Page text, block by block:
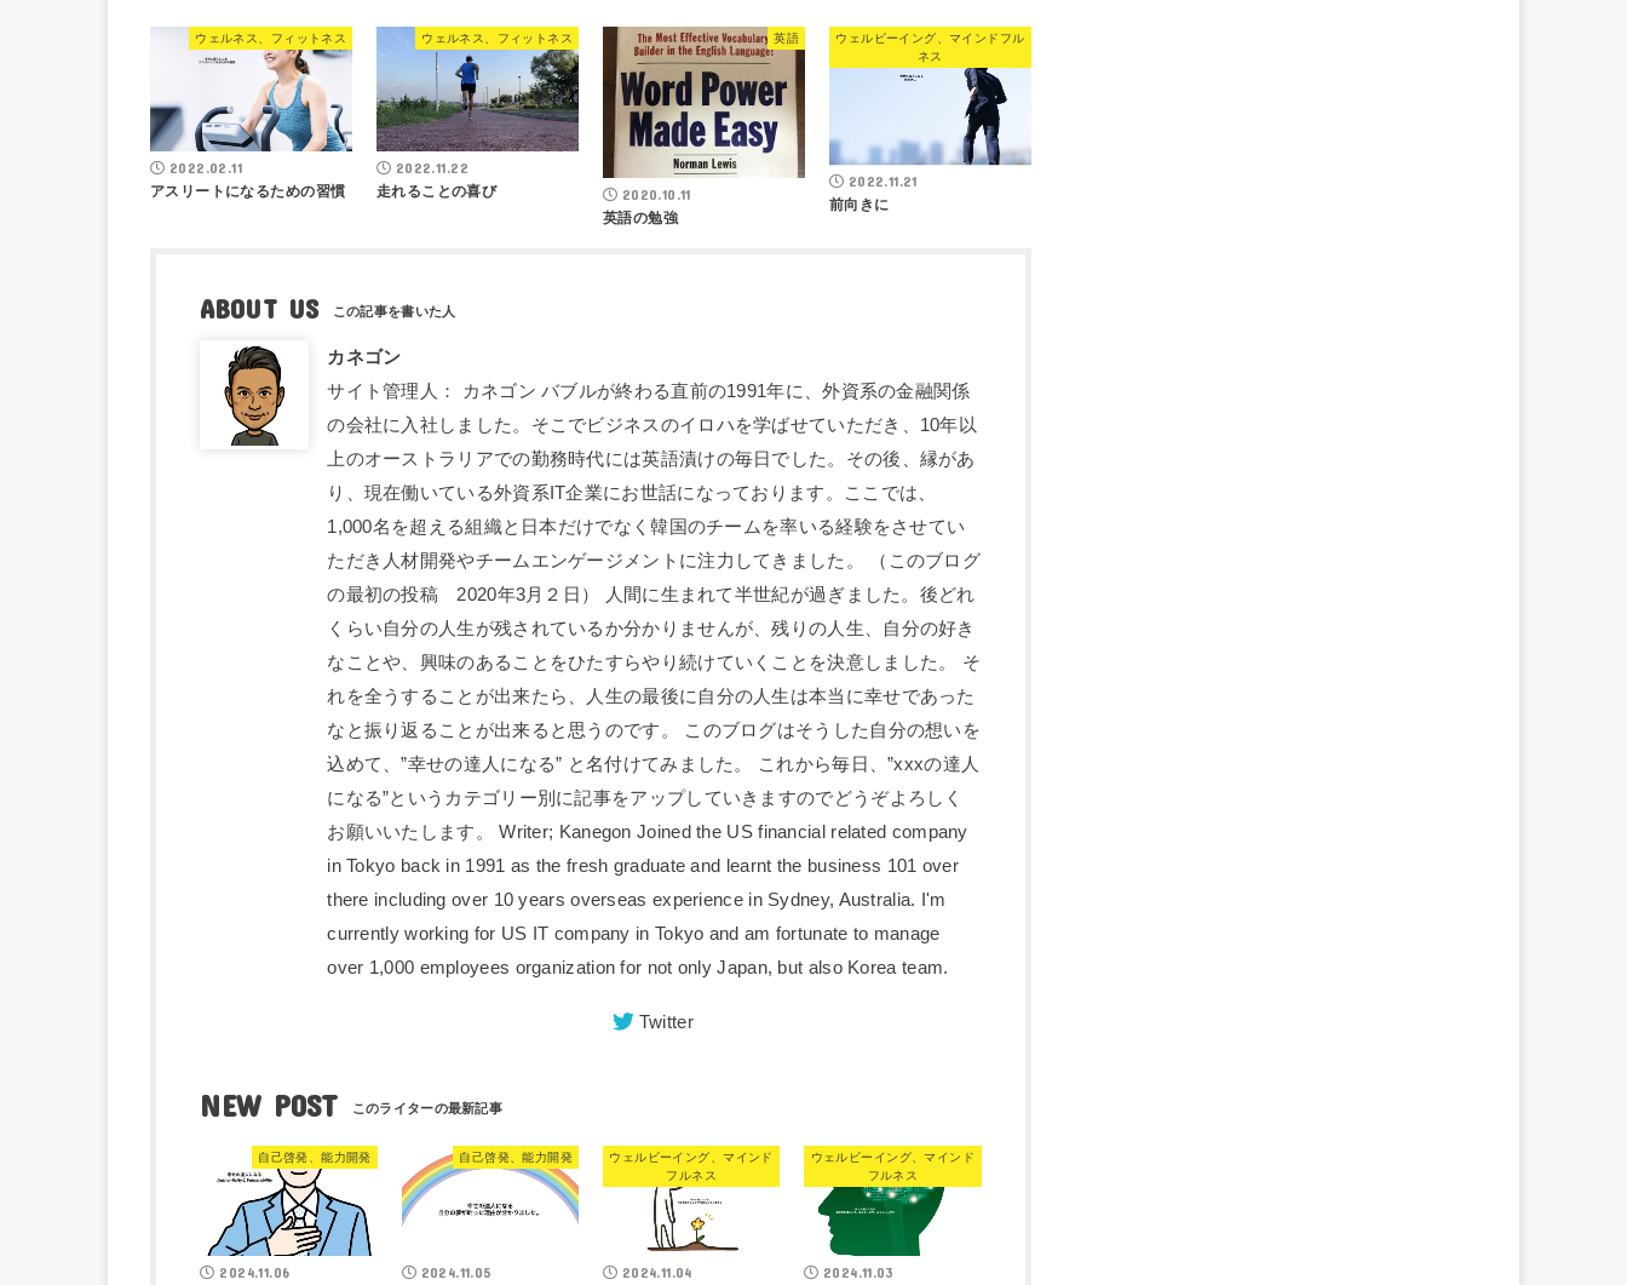
ウェルネス、フィットネス
2022.02.11
アスリートになるための習慣
ウェルネス、フィットネス
2022.11.22
走れることの喜び
英語
2020.10.11
英語の勉強
ウェルビーイング、マインドフル
ネス
2022.11.21
前向きに
ABOUT US
カネゴン
サイト管理人： カネゴン バブルが終わる直前の1991年に、外資系の金融関係
の会社に入社しました。そこでビジネスのイロハを学ばせていただき、10年以
上のオーストラリアでの勤務時代には英語漬けの毎日でした。その後、縁があ
り、現在働いている外資系IT企業にお世話になっております。ここでは、
1,000名を超える組織と日本だけでなく韓国のチームを率いる経験をさせてい
ただき人材開発やチームエンゲージメントに注力してきました。 （このブログ
の最初の投稿 2020年3月２日） 人間に生まれて半世紀が過ぎました。後どれ
くらい自分の人生が残されているか分かりませんが、残りの人生、自分の好き
なことや、興味のあることをひたすらやり続けていくことを決意しました。 そ
れを全うすることが出来たら、人生の最後に自分の人生は本当に幸せであった
なと振り返ることが出来ると思うのです。 このブログはそうした自分の想いを
込めて、”幸せの達人になる” と名付けてみました。 これから毎日、”xxxの達人
になる”というカテゴリー別に記事をアップしていきますのでどうぞよろしく
お願いいたします。 Writer; Kanegon Joined the US financial related company
in Tokyo back in 1991 as the fresh graduate and learnt the business 101 over
there including over 10 years overseas experience in Sydney, Australia. I'm
currently working for US IT company in Tokyo and am fortunate to manage
over 1,000 employees organization for not only Japan, but also Korea team.
Twitter
NEW POST
自己啓発、能力開発
2024.11.06
自己啓発、能力開発
2024.11.05
ウェルビーイング、マインド
フルネス
2024.11.04
ウェルビーイング、マインド
フルネス
2024.11.03